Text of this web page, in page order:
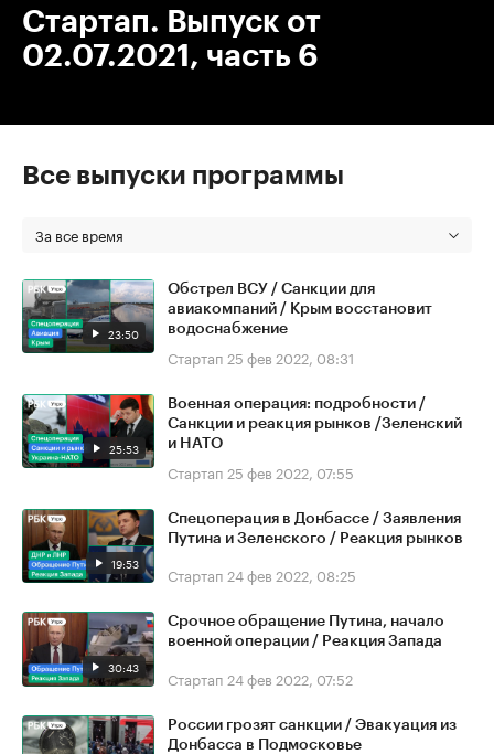
Стартап. Выпуск от
02.07.2021, часть 6
Все выпуски программы
За все время
23:50
Обстрел ВСУ / Санкции для
авиакомпаний / Крым восстановит
водоснабжение
Стартап 25 фев 2022, 08:31
25:53
Военная операция: подробности /
Санкции и реакция рынков /Зеленский
и НАТО
Стартап 25 фев 2022, 07:55
19:53
Спецоперация в Донбассе / Заявления
Путина и Зеленского / Реакция рынков
Стартап 24 фев 2022, 08:25
30:43
Срочное обращение Путина, начало
военной операции / Реакция Запада
Стартап 24 фев 2022, 07:52
России грозят санкции / Эвакуация из
Донбасса в Подмосковье